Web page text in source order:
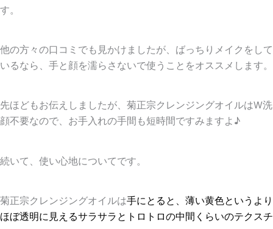
す。
他の方々の口コミでも見かけましたが、ばっちりメイクをして
いるなら、手と顔を濡らさないで使うことをオススメします。
先ほどもお伝えしましたが、菊正宗クレンジングオイルはW洗
顔不要なので、お手入れの手間も短時間ですみますよ♪
続いて、使い心地についてです。
菊正宗クレンジングオイルは手にとると、薄い黄色というより
ほぼ透明に見えるサラサラとトロトロの中間くらいのテクスチ